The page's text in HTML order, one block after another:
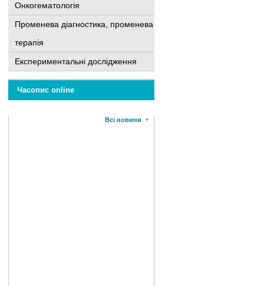
Онкогематологія
Променева діагностика, променева
терапія
Експериментальні дослідження
Часопис online
Всі новини